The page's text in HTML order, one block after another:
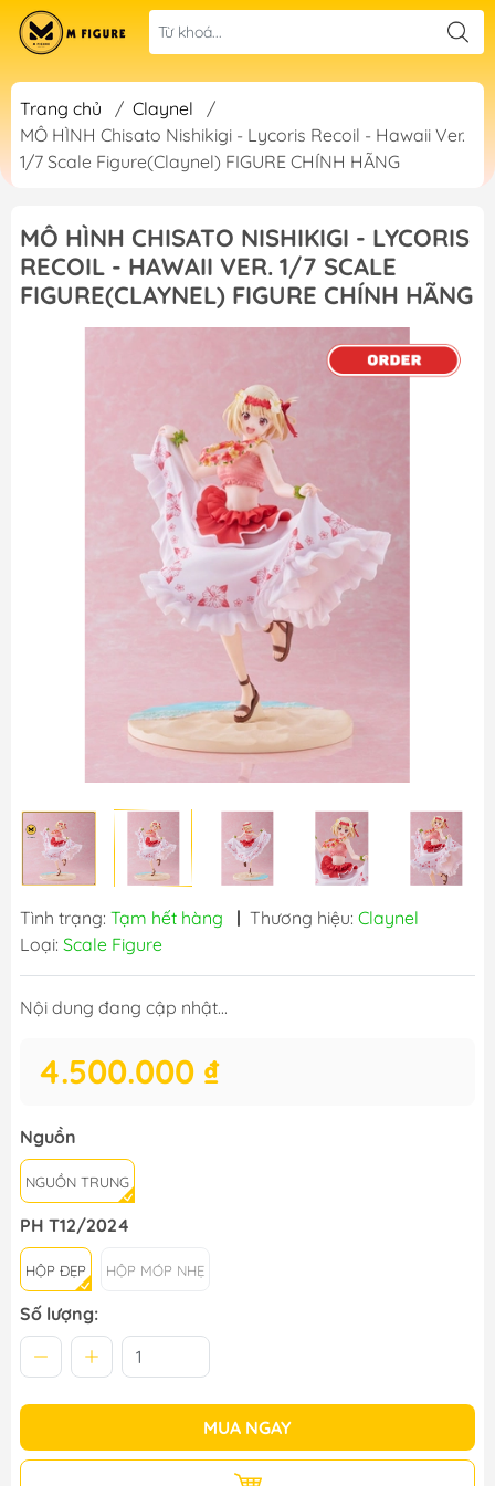
Trang chủ / Claynel
/
MÔ HÌNH Chisato Nishikigi - Lycoris Recoil - Hawaii Ver.
1/7 Scale Figure(Claynel) FIGURE CHÍNH HÃNG
MÔ HÌNH CHISATO NISHIKIGI - LYCORIS
RECOIL - HAWAII VER. 1/7 SCALE
FIGURE(CLAYNEL) FIGURE CHÍNH HÃNG
Tình trạng: Tạm hết hàng | Thương hiệu: Claynel
Loại: Scale Figure
Nội dung đang cập nhật...
4.500.000 ₫
Nguồn
NGUỒN TRUNG
PH T12/2024
HỘP ĐẸP HỘP MÓP NHẸ
Số lượng:
MUA NGAY